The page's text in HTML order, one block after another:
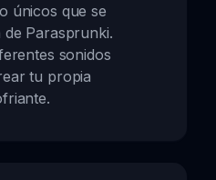
únicos que se
Parasprunki.
sonidos
tu propia